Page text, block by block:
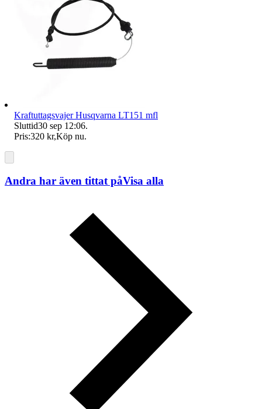
Kraftuttagsvajer Husqvarna LT151 mfl
Sluttid30 sep 12:06.
Pris:320 kr,Köp nu.
Andra har även tittat påVisa alla